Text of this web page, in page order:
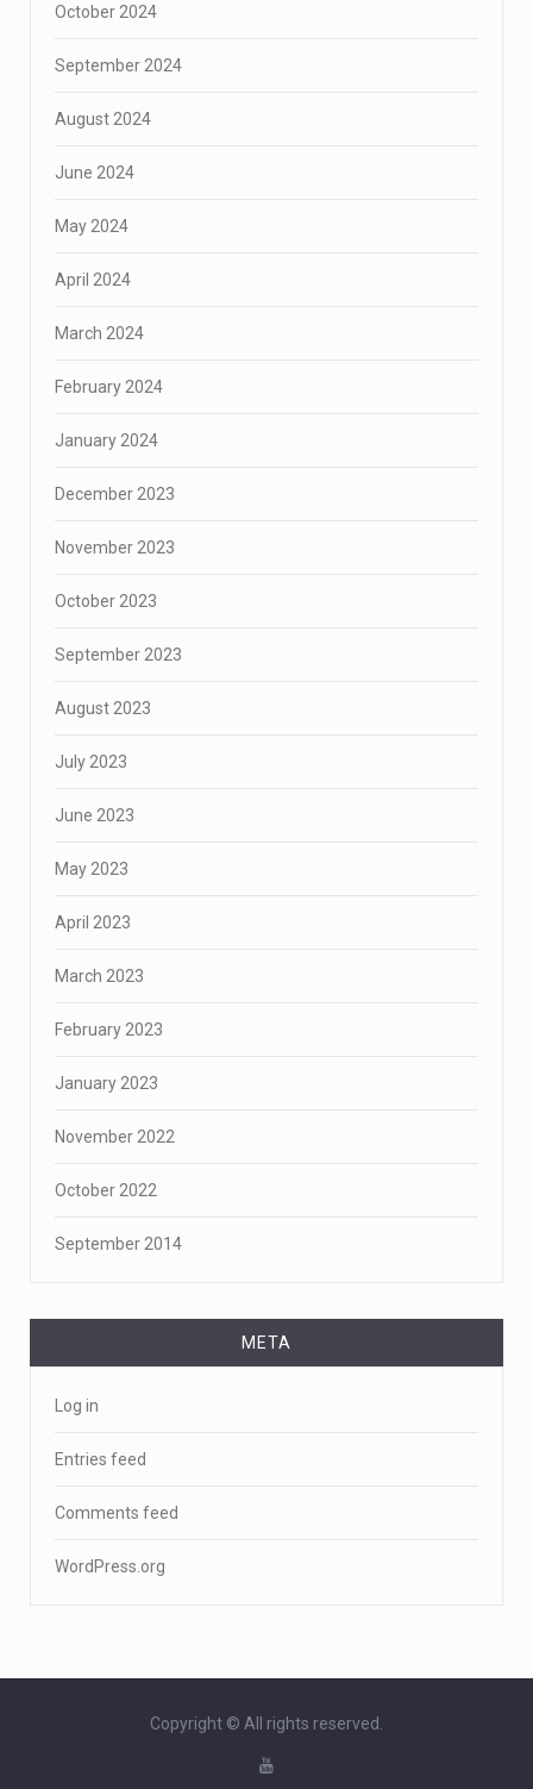
October 2024
September 2024
August 2024
June 2024
May 2024
April 2024
March 2024
February 2024
January 2024
December 2023
November 2023
October 2023
September 2023
August 2023
July 2023
June 2023
May 2023
April 2023
March 2023
February 2023
January 2023
November 2022
October 2022
September 2014
META
Log in
Entries feed
Comments feed
WordPress.org
Copyright © All rights reserved.